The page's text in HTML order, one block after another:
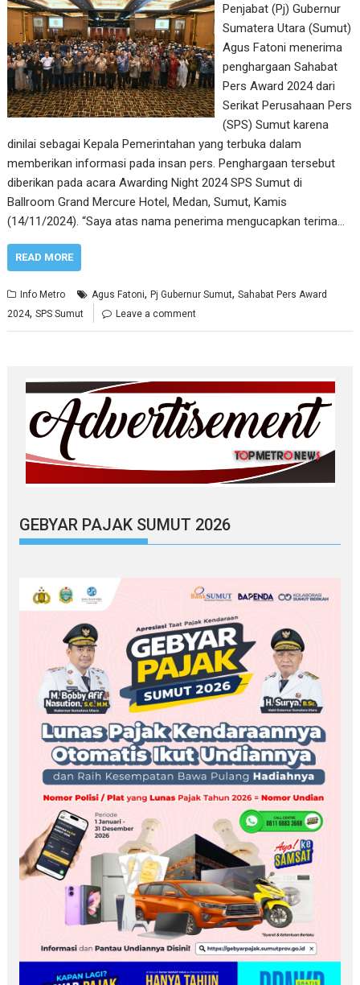
Penjabat (Pj) Gubernur
Sumatera Utara (Sumut)
Agus Fatoni menerima
penghargaan Sahabat
Pers Award 2024 dari
Serikat Perusahaan Pers
(SPS) Sumut karena
dinilai sebagai Kepala Pemerintahan yang terbuka dalam
memberikan informasi pada insan pers. Penghargaan tersebut
diberikan pada acara Awarding Night 2024 SPS Sumut di
Ballroom Grand Mercure Hotel, Medan, Sumut, Kamis
(14/11/2024). “Saya atas nama penerima mengucapkan terima…
READ MORE
Info Metro Agus Fatoni,Pj Gubernur Sumut,Sahabat Pers Award
2024,SPS Sumut Leave a comment
GEBYAR PAJAK SUMUT 2026